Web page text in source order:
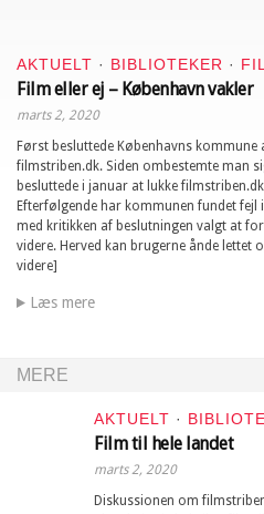
AKTUELT · BIBLIOTEKER ·
Film eller ej – København vakler
marts 2, 2020
Først besluttede Københavns kommune
filmstriben.dk. Siden ombestemte man
besluttede i januar at lukke
Efterfølgende har kommunen fundet
med kritikken af beslutningen valgt at
videre. Herved kan brugerne ånde
videre]
Læs mere
MERE
AKTUELT ·
Film til hele landet
marts 2, 2020
Diskussionen om